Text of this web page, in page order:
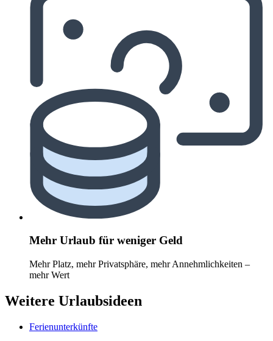
Mehr Urlaub für weniger Geld
Mehr Platz, mehr Privatsphäre, mehr Annehmlichkeiten –
mehr Wert
Weitere Urlaubsideen
Ferienunterkünfte